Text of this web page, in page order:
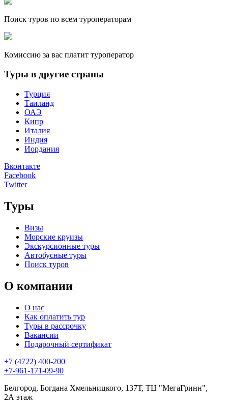
Поиск туров по всем туроператорам
Комиссию за вас платит туроператор
Туры в другие страны
Турция
Таиланд
ОАЭ
Кипр
Италия
Индия
Иордания
Вконтакте
Facebook
Twitter
Туры
Визы
Морские круизы
Экскурсионные туры
Автобусные туры
Поиск туров
О компании
О нас
Как оплатить тур
Туры в рассрочку
Вакансии
Подарочный сертификат
+7 (4722) 400-200
+7-961-171-09-90
Белгород, Богдана Хмельницкого, 137Т, ТЦ "МегаГринн",
2А этаж